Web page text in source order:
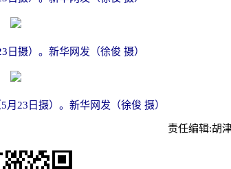
日摄）。新华网发（徐俊 摄）
23日摄）。新华网发（徐俊 摄）
责任编辑:胡